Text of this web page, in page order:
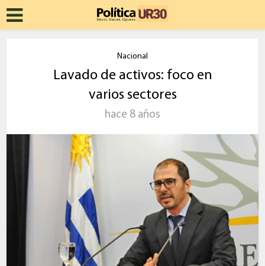
Nacional
Lavado de activos: foco en
varios sectores
hace 8 años